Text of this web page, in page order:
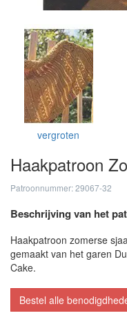
vergroten
Haakpatroon
Patroonnummer: 29067-32
Beschrijving van het
Haakpatroon zomerse
gemaakt van het garen
Cake.
Bestel alle